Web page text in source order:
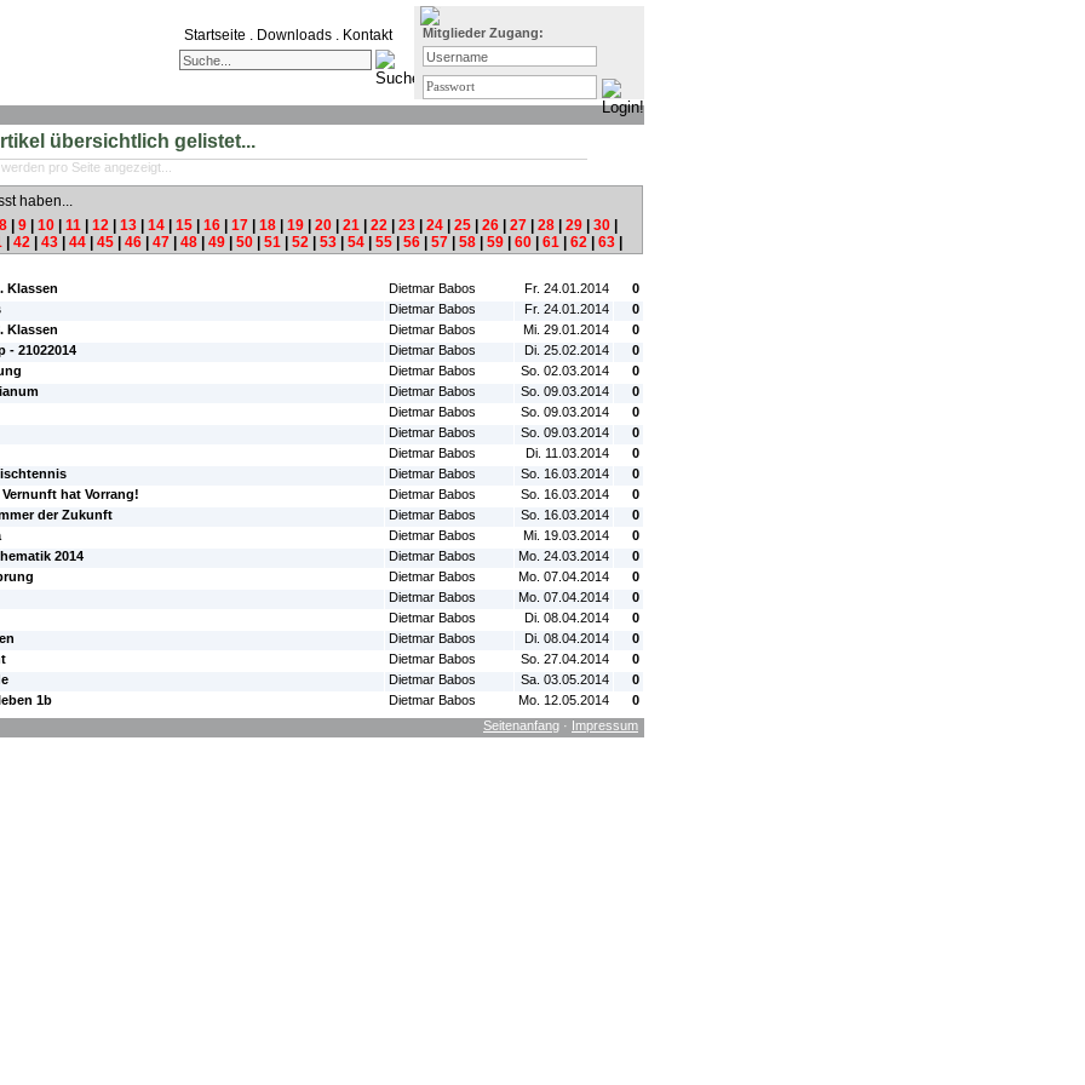
Startseite . Downloads . Kontakt Mitglieder Zugang:
übersichtlich gelistet...
pro Seite angezeigt...
haben...
8 9 10 11 12 13 14 15 16 17 18 19 20 21 22 23 24 25 26 27 28 29 30
42 43 44 45 46 47 48 49 50 51 52 53 54 55 56 57 58 59 60 61 62 63
Klassen Dietmar Babos Fr. 24.01.2014
0
Dietmar Babos Fr. 24.01.2014
0
Klassen Dietmar Babos Mi. 29.01.2014
0
- 21022014 Dietmar Babos Di. 25.02.2014
0
Dietmar Babos So. 02.03.2014
0
Dietmar Babos So. 09.03.2014
0
Dietmar Babos So. 09.03.2014
0
Dietmar Babos So. 09.03.2014
0
Dietmar Babos Di. 11.03.2014
0
Dietmar Babos So. 16.03.2014
0
hat Vorrang! Dietmar Babos So. 16.03.2014
0
der Zukunft Dietmar Babos So. 16.03.2014
0
Dietmar Babos Mi. 19.03.2014
0
2014 Dietmar Babos Mo. 24.03.2014
0
Dietmar Babos Mo. 07.04.2014
0
Dietmar Babos Mo. 07.04.2014
0
Dietmar Babos Di. 08.04.2014
0
Dietmar Babos Di. 08.04.2014
0
Dietmar Babos So. 27.04.2014
0
Dietmar Babos Sa. 03.05.2014
0
1b Dietmar Babos Mo. 12.05.2014
0
Seitenanfang · Impressum